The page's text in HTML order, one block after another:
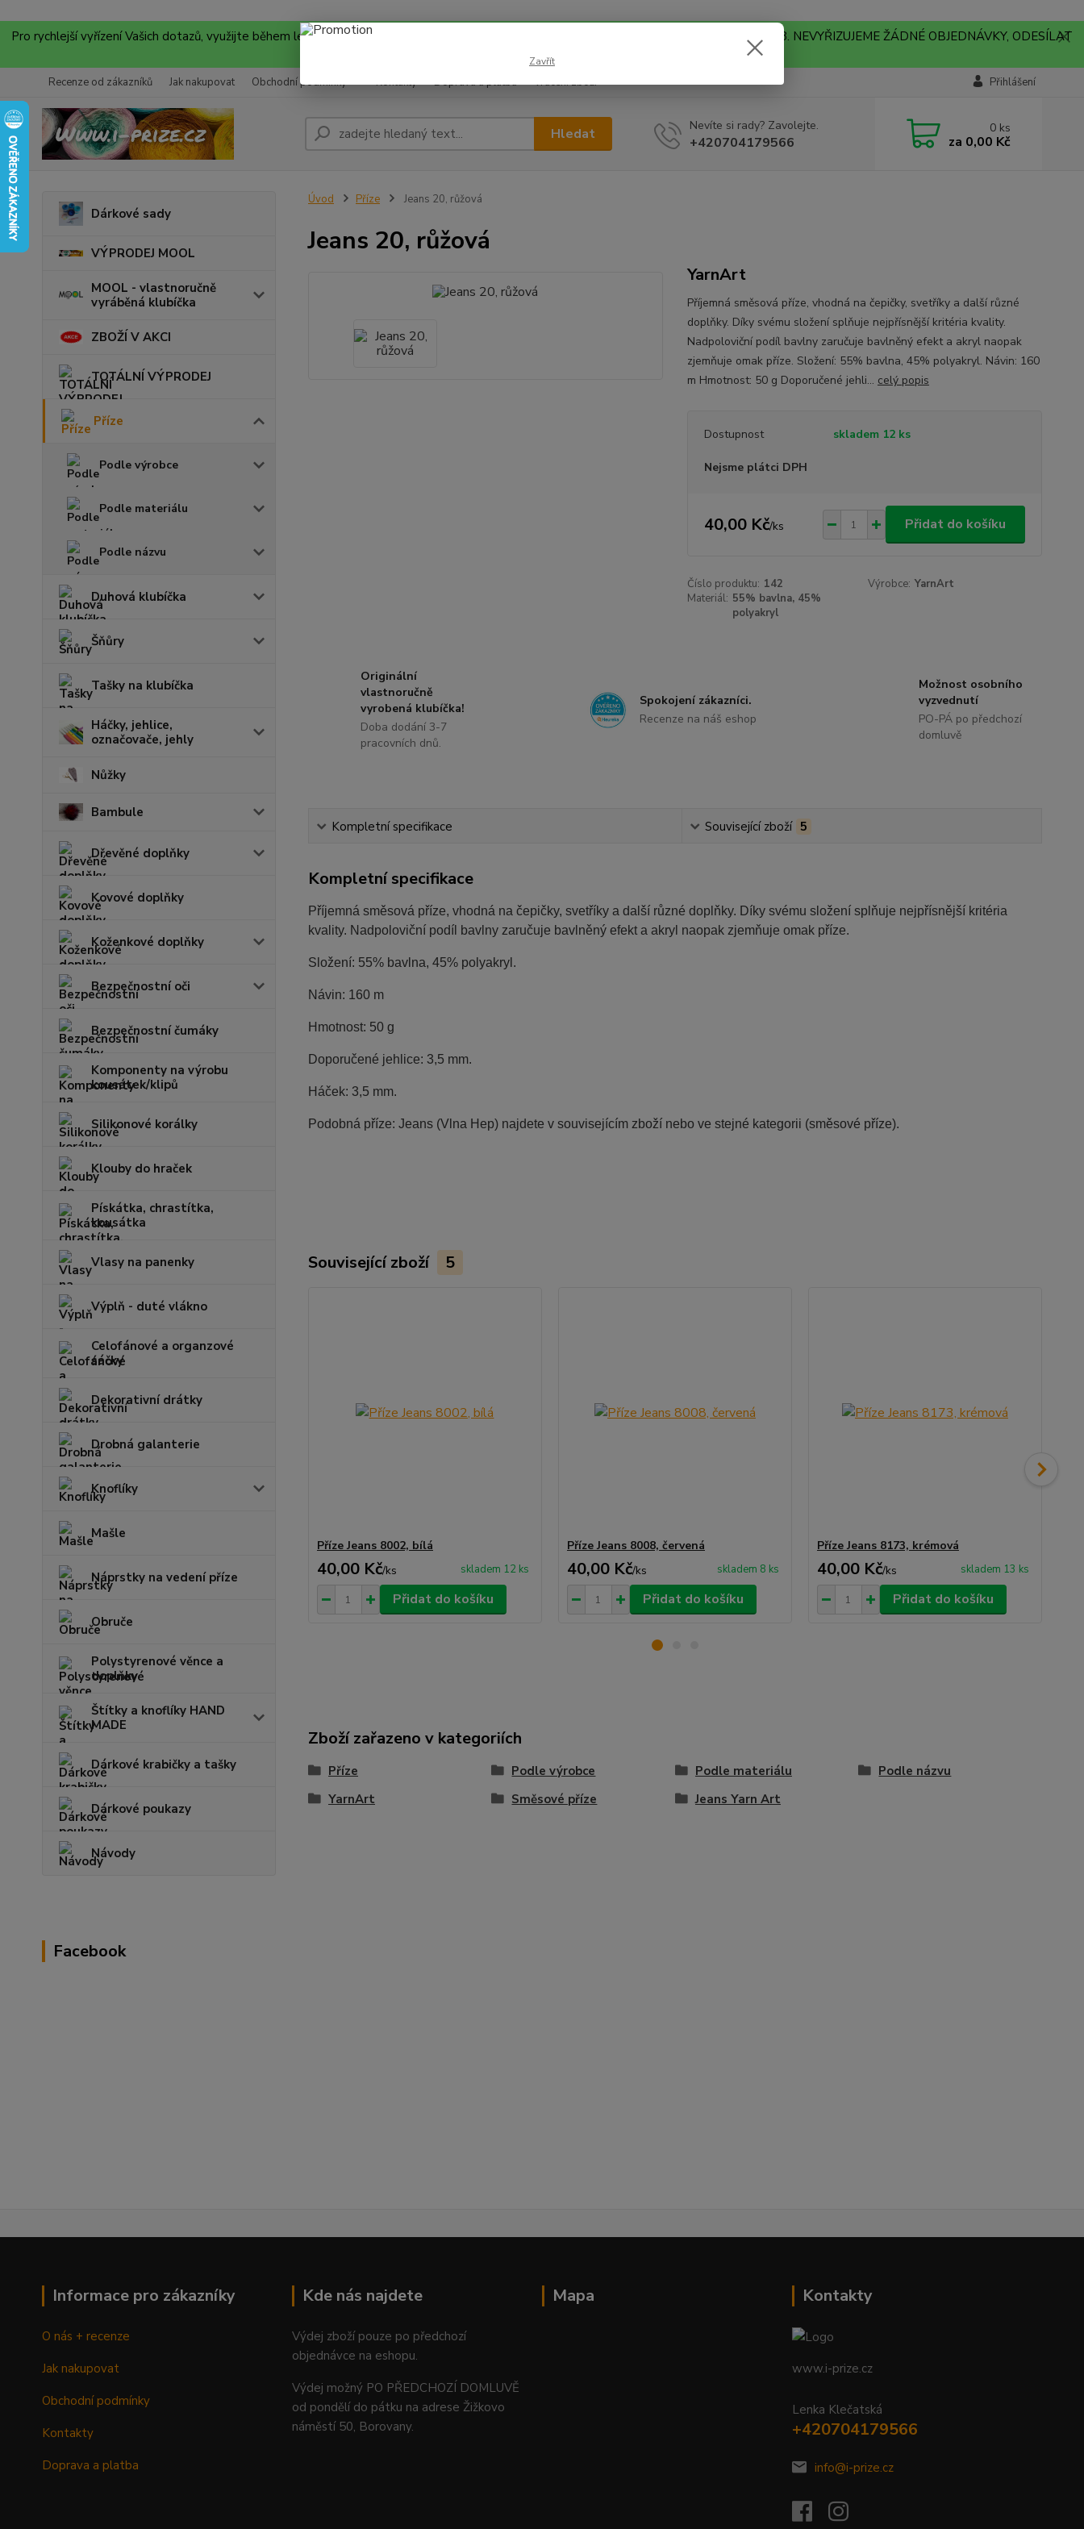
Pro rychlejší vyřízení Vašich dotazů, využijte během letních prázdnin náš email info@i-prize.cz. Děkujeme. !!! POZOR ZMĚNA !!! V PONDĚLÍ 10.8. NEVYŘIZUJEME ŽÁDNÉ OBJEDNÁVKY, ODESÍLAT
Recenze od zákazníků Jak nakupovat Obchodní podmínky Kontakty Doprava a platba Vrácení zboží Přihlášení
Hledat Nevíte si rady? Zavolejte.
+420704179566
0 ks
za 0,00 Kč
Dárkové sady
VÝPRODEJ MOOL
MOOL - vlastnoručně
vyráběná klubíčka
ZBOŽÍ V AKCI
TOTÁLNÍ VÝPRODEJ
Příze
Podle výrobce
Podle materiálu
Podle názvu
Duhová klubíčka
Šňůry
Tašky na klubíčka
Háčky, jehlice,
označovače, jehly
Nůžky
Bambule
Dřevěné doplňky
Kovové doplňky
Koženkové doplňky
Bezpečnostní oči
Bezpečnostní čumáky
Komponenty na výrobu
kousátek/klipů
Silikonové korálky
Klouby do hraček
Pískátka, chrastítka,
kousátka
Vlasy na panenky
Výplň - duté vlákno
Celofánové a organzové
sáčky
Dekorativní drátky
Drobná galanterie
Knoflíky
Mašle
Náprstky na vedení příze
Obruče
Polystyrenové věnce a
doplňky
Štítky a knoflíky HAND
MADE
Dárkové krabičky a tašky
Dárkové poukazy
Návody
Facebook
Úvod Příze Jeans 20, růžová
Jeans 20, růžová
YarnArt
Příjemná směsová příze, vhodná na čepičky, svetříky a další různé
doplňky. Díky svému složení splňuje nejpřísnější kritéria kvality.
Nadpoloviční podíl bavlny zaručuje bavlněný efekt a akryl naopak
zjemňuje omak příze. Složení: 55% bavlna, 45% polyakryl. Návin: 160
m Hmotnost: 50 g Doporučené jehli... celý popis
Dostupnost skladem 12 ks
Nejsme plátci DPH
40,00 Kč/ks Přidat do košíku
Číslo produktu: 142 Výrobce: YarnArt
Materiál: 55% bavlna, 45%
polyakryl
Originální
vlastnoručně
vyrobená klubíčka!
Doba dodání 3-7
pracovních dnů.
Spokojení zákazníci.
Recenze na náš eshop
Možnost osobního
vyzvednutí
PO-PÁ po předchozí
domluvě
Kompletní specifikace Související zboží 5
Kompletní specifikace
Příjemná směsová příze, vhodná na čepičky, svetříky a další různé doplňky. Díky svému složení splňuje nejpřísnější kritéria
kvality. Nadpoloviční podíl bavlny zaručuje bavlněný efekt a akryl naopak zjemňuje omak příze.
Složení: 55% bavlna, 45% polyakryl.
Návin: 160 m
Hmotnost: 50 g
Doporučené jehlice: 3,5 mm.
Háček: 3,5 mm.
Podobná příze: Jeans (Vlna Hep) najdete v souvisejícím zboží nebo ve stejné kategorii (směsové příze).
Související zboží 5
Příze Jeans 8002, bílá
40,00 Kč/ks skladem 12 ks
Přidat do košíku
Příze Jeans 8008, červená
40,00 Kč/ks skladem 8 ks
Přidat do košíku
Příze Jeans 8173, krémová
40,00 Kč/ks skladem 13 ks
Přidat do košíku
Zboží zařazeno v kategoriích
Příze Podle výrobce Podle materiálu
Podle názvu
YarnArt
Směsové příze Jeans Yarn Art
Informace pro zákazníky
O nás + recenze
Jak nakupovat
Obchodní podmínky
Kontakty
Doprava a platba
Kde nás najdete
Výdej zboží pouze po předchozí
objednávce na eshopu.
Výdej možný PO PŘEDCHOZÍ DOMLUVĚ
od pondělí do pátku na adrese Žižkovo
náměstí 50, Borovany.
Mapa Kontakty
www.i-prize.cz
Lenka Klečatská
+420704179566
info@i-prize.cz
Zavřít